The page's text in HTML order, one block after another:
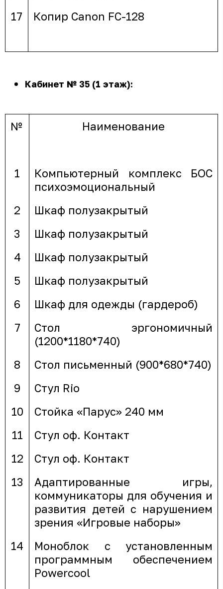
17
Копир Canon FC-128
Кабинет № 35 (1 этаж):
№ Наименование
1
Компьютерный комплекс БОС
психоэмоциональный
2
Шкаф полузакрытый
3
Шкаф полузакрытый
4
Шкаф полузакрытый
5
Шкаф полузакрытый
6
Шкаф для одежды (гардероб)
7
Стол эргономичный
(1200*1180*740)
8
Стол письменный (900*680*740)
9
Стул Rio
10
Стойка «Парус» 240 мм
11
Стул оф. Контакт
12
Стул оф. Контакт
13
Адаптированные игры,
коммуникаторы для обучения и
развития детей с нарушением
зрения «Игровые наборы»
14
Моноблок с установленным
программным обеспечением
Powercool